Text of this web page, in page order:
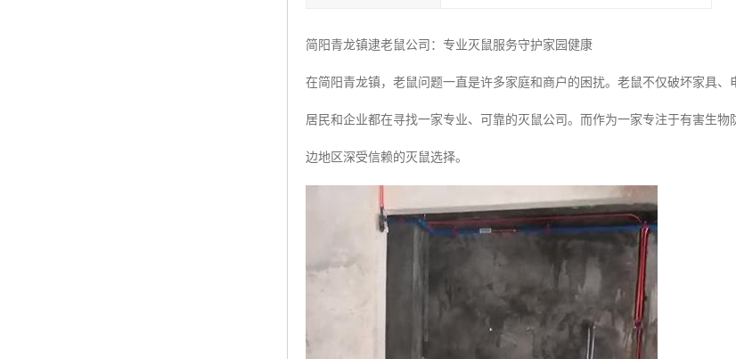
简阳青龙镇逮老鼠公司：专业灭鼠服务守护家园健康
在简阳青龙镇，老鼠问题一直是许多家庭和商户的困扰。老鼠不仅破坏家具
居民和企业都在寻找一家专业、可靠的灭鼠公司。而作为一家专注于有害生
边地区深受信赖的灭鼠选择。